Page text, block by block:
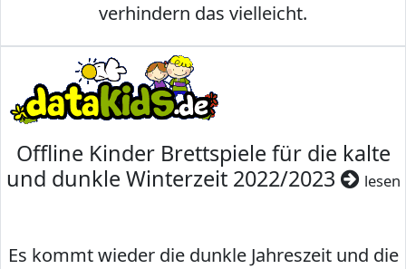
verhindern das vielleicht.
Offline Kinder Brettspiele für die kalte
und dunkle Winterzeit 2022/2023
lesen
Es kommt wieder die dunkle Jahreszeit und die